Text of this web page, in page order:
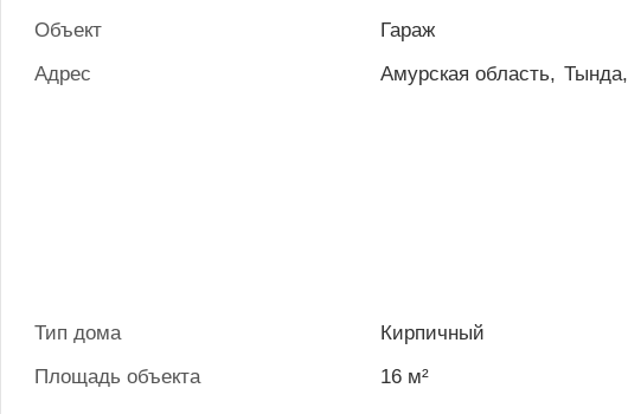
Объект
Гараж
Адрес
Амурская область, Тында,
Тип дома
Кирпичный
Площадь объекта
16 м²